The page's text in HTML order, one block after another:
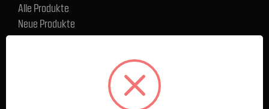
Alle Produkte
Neue Produkte
%Sale
Versand und Zahlungsbedingungen